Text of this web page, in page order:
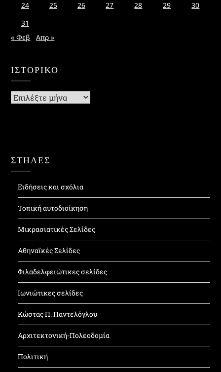
24
25 26 27 28 29
30
31
« Φεβ
Απρ »
ΙΣΤΟΡΙΚΌ
Ιστορικό
ΣΤΗΛΕΣ
Ειδήσεις και σχόλια
Τοπική αυτοδιοίκηση
Μικρασιατικές Σελίδες
Αθηναϊκές Σελίδες
Φιλαδελφειώτικες σελίδες
Ιωνιώτικες σελίδες
Κώστας Π. Παντελόγλου
Αρχιτεκτονική-Πολεοδομία
Πολιτική